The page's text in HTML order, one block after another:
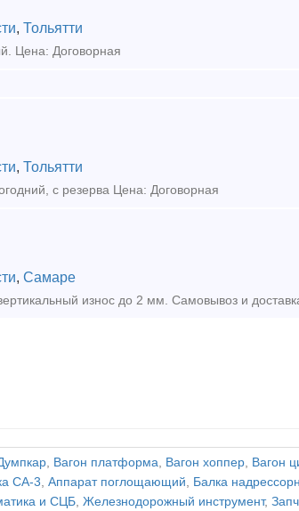
, Тольятти
Цена: Договорная
, Тольятти
с резерва Цена: Договорная
, Самаре
, Вагон платформа, Вагон хоппер, Вагон
СА-3, Аппарат поглощающий, Балка
и СЦБ, Железнодорожный инструмент,